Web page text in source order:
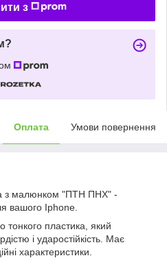
з
Оплата Умови повернення
з малюнком "ПТН ПНХ" -
вашого Iphone.
тонкого пластика, який
і ударостійкість. Має
характеристики.